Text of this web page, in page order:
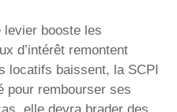
levier booste les
d’intérêt remontent
locatifs baissent, la SCPI
pour rembourser ses